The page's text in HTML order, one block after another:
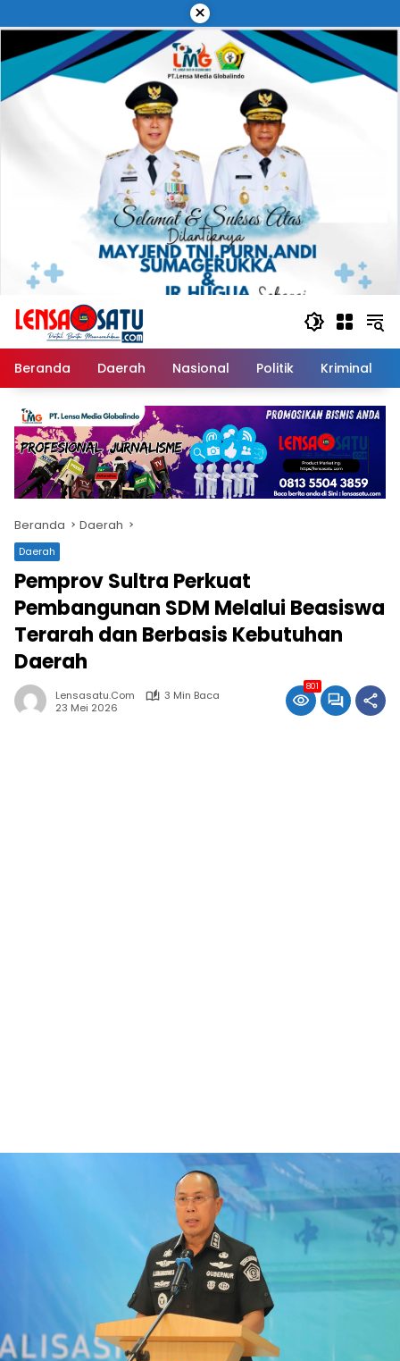
ke
konten
×
Beranda Daerah Nasional Politik Kriminal
Beranda Daerah
Daerah
Pemprov Sultra Perkuat
Pembangunan SDM Melalui Beasiswa
Terarah dan Berbasis Kebutuhan
Daerah
Lensasatu.com
3 Min Baca
23 Mei 2026
801